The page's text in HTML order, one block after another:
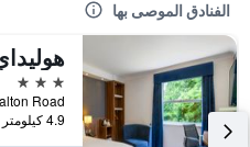
الفنادق الموصى بها
3 نجوم
4.9 كيلومتر عن وسط المدينة